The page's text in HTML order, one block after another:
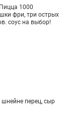
1000
фри, три острых
соус на выбор!
шнейне перец, сыр